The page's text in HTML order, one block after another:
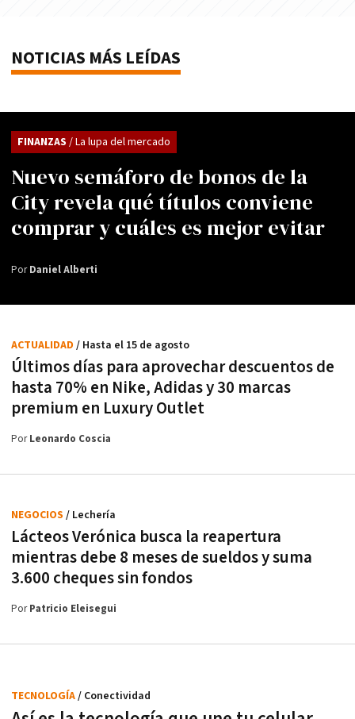
NOTICIAS MÁS LEÍDAS
Nuevo semáforo de bonos de la
City revela qué títulos conviene
comprar y cuáles es mejor evitar
FINANZAS / La lupa del mercado
PorDaniel Alberti
Últimos días para aprovechar descuentos de
hasta 70% en Nike, Adidas y 30 marcas
premium en Luxury Outlet
ACTUALIDAD / Hasta el 15 de agosto
PorLeonardo Coscia
Lácteos Verónica busca la reapertura
mientras debe 8 meses de sueldos y suma
3.600 cheques sin fondos
NEGOCIOS / Lechería
PorPatricio Eleisegui
TECNOLOGÍA/ Conectividad